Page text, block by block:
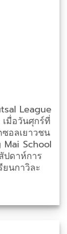
League
มื่อวันศุกร์ที่
อลเยาวชน
Mai School
ปดาห์การ
นกาวิละ